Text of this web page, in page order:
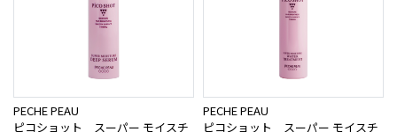
PECHE PEAU
ピコショット スーパー モイスチ
PECHE PEAU
ピコショット スーパー モイスチ